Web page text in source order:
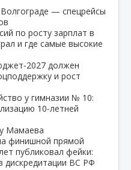
Волгограде — спецрейсы
по росту зарплат в
и где самые высокие
должен
и рост
у гимназии № 10:
10‑летней
Мамаева
финишной прямой
публиковал фейки:
дискредитации ВС РФ